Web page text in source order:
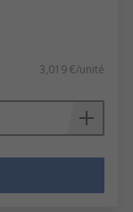
3,019 €/unité